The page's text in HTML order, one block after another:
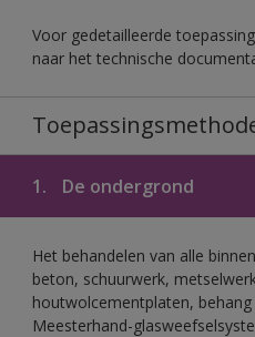
Voor gedetailleerde
naar het technische
1. De ondergrond
Het behandelen van alle
beton, schuurwerk,
houtwolcementplaten,
Meesterhand-